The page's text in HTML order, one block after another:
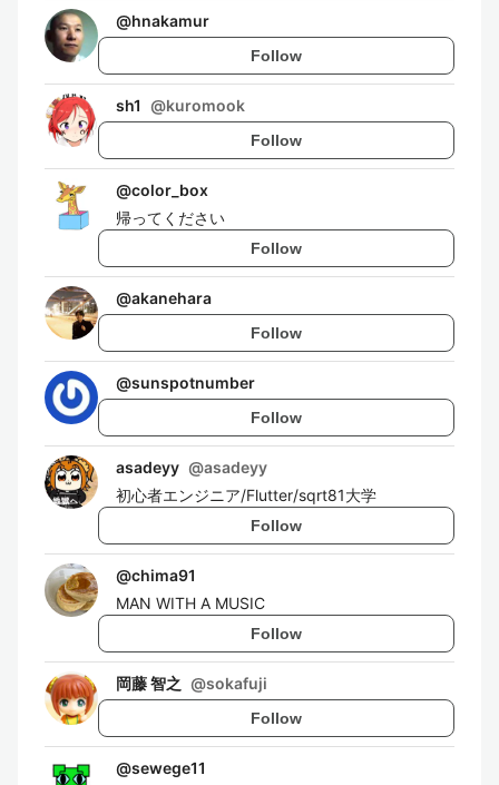
@hnakamur
Follow
sh1 @kuromook
Follow
@color_box
帰ってください
Follow
@akanehara
Follow
@sunspotnumber
Follow
asadeyy @asadeyy
初心者エンジニア/Flutter/sqrt81大学
Follow
@chima91
MAN WITH A MUSIC
Follow
岡藤 智之 @sokafuji
Follow
@sewege11